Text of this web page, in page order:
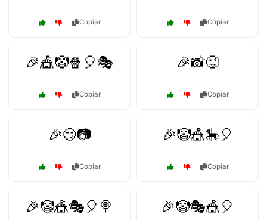
Copiar Copiar
🎉🎪🤡🍿🎈🎭
Copiar
🎉📸😜
Copiar
🎉😏📷
Copiar
🎉🤡🎪🎠🎈
Copiar
🎉🤡🎪🎭🎈🍭 🎉🤡🎭🎪🎈